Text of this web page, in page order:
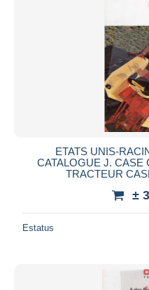
ETATS UNIS-
CATALOGUE J. CASE
TRACTEUR
±
Estatus